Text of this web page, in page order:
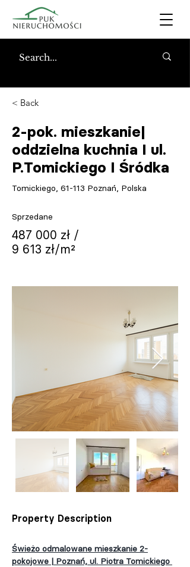
< Back
2-pok. mieszkanie|
oddzielna kuchnia I ul.
P.Tomickiego I Śródka
Tomickiego, 61-113 Poznań, Polska
Sprzedane
487 000 zł /
9 613 zł/m²
Property Description
Świeżo odmalowane mieszkanie 2-
pokojowe | Poznań, ul. Piotra Tomickiego